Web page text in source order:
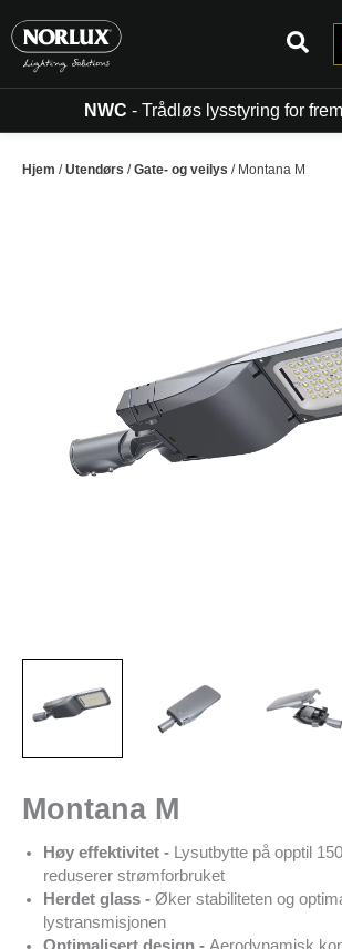
rett
NWC - Trådløs lysstyring for
Hjem /Utendørs /Gate- og veilys / Montana M
Montana M
Høy effektivitet -
Lysutbytte på opptil
reduserer strømforbruket
Herdet glass - Øker stabiliteten og
lystransmisjonen